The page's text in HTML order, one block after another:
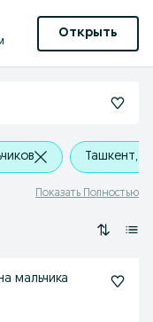
Открыть
Ташкент,
Показать Полностью
ка на мальчика